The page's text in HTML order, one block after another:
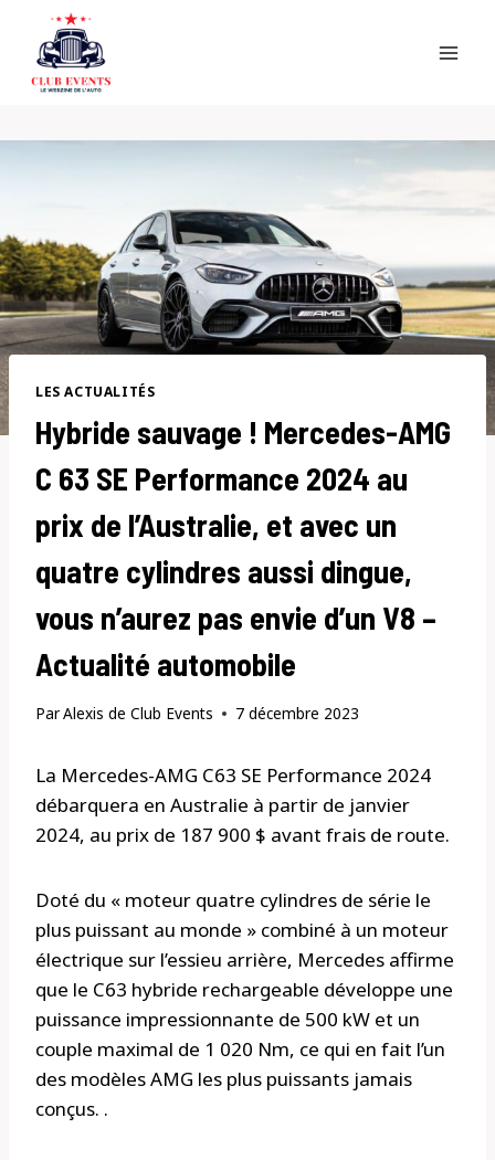
content
LES ACTUALITÉS
Hybride sauvage ! Mercedes-AMG
C 63 SE Performance 2024 au
prix de l’Australie, et avec un
quatre cylindres aussi dingue,
vous n’aurez pas envie d’un V8 –
Actualité automobile
ParAlexis de Club Events 7 décembre 2023
La Mercedes-AMG C63 SE Performance 2024
débarquera en Australie à partir de janvier
2024, au prix de 187 900 $ avant frais de route.
Doté du « moteur quatre cylindres de série le
plus puissant au monde » combiné à un moteur
électrique sur l’essieu arrière, Mercedes affirme
que le C63 hybride rechargeable développe une
puissance impressionnante de 500 kW et un
couple maximal de 1 020 Nm, ce qui en fait l’un
des modèles AMG les plus puissants jamais
conçus. .